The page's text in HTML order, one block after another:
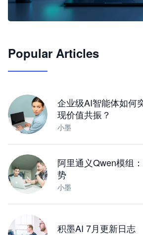
JimoClaw 桌面 AI Agent 工作台
Popular Articles
企业级AI智能体如何
现价值共振？
小墨
阿里通义Qwen模组
势
小墨
积墨AI 7月更新日志